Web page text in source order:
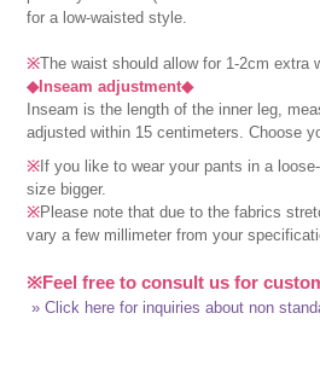
for a low-waisted style.
※The waist should allow for 1-2cm extra
◆Inseam adjustment◆
Inseam is the length of the inner leg,
adjusted within 15 centimeters. Choose
※ If you like to wear your pants in a
size bigger.
※Please note that due to the fabrics
vary a few millimeter from your
※Feel free to consult us for
» Click here for inquiries about non